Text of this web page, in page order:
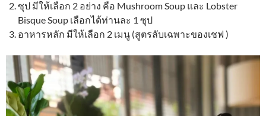
ซุป มีให้เลือก 2 อย่าง คือ Mushroom Soup และ Lobster
Bisque Soup เลือกได้ท่านละ 1 ซุป
อาหารหลัก มีให้เลือก 2 เมนู (สูตรลับเฉพาะของเชฟ )